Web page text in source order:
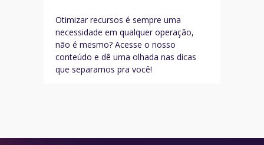
Otimizar recursos é sempre uma
necessidade em qualquer operação,
não é mesmo? Acesse o nosso
conteúdo e dê uma olhada nas dicas
que separamos pra você!